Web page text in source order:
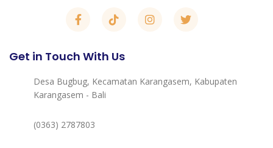
Get in Touch With Us
Desa Bugbug, Kecamatan Karangasem, Kabupaten
Karangasem - Bali
(0363) 2787803